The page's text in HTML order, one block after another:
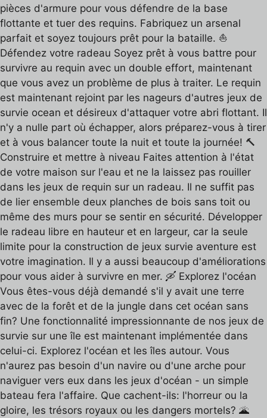
pièces d'armure pour vous défendre de la base
flottante et tuer des requins. Fabriquez un arsenal
parfait et soyez toujours prêt pour la bataille. ⛵️
Défendez votre radeau Soyez prêt à vous battre pour
survivre au requin avec un double effort, maintenant
que vous avez un problème de plus à traiter. Le requin
est maintenant rejoint par les nageurs d'autres jeux de
survie ocean et désireux d'attaquer votre abri flottant. Il
n'y a nulle part où échapper, alors préparez-vous à tirer
et à vous balancer toute la nuit et toute la journée! 🔨
Construire et mettre à niveau Faites attention à l'état
de votre maison sur l'eau et ne la laissez pas rouiller
dans les jeux de requin sur un radeau. Il ne suffit pas
de lier ensemble deux planches de bois sans toit ou
même des murs pour se sentir en sécurité. Développer
le radeau libre en hauteur et en largeur, car la seule
limite pour la construction de jeux survie aventure est
votre imagination. Il y a aussi beaucoup d'améliorations
pour vous aider à survivre en mer. 🛶 Explorez l'océan
Vous êtes-vous déjà demandé s'il y avait une terre
avec de la forêt et de la jungle dans cet océan sans
fin? Une fonctionnalité impressionnante de nos jeux de
survie sur une île est maintenant implémentée dans
celui-ci. Explorez l'océan et les îles autour. Vous
n'aurez pas besoin d'un navire ou d'une arche pour
naviguer vers eux dans les jeux d'océan - un simple
bateau fera l'affaire. Que cachent-ils: l'horreur ou la
gloire, les trésors royaux ou les dangers mortels? 🌋